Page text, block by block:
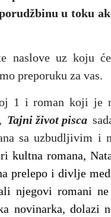
u toku
naslove uz koju
preporuku za vas.
1 i roman koji je
Tajni život pisca
sa uzbudljivim i
kultna romana,
prelepo i divlje
njegovi romani
novinarka, dolazi